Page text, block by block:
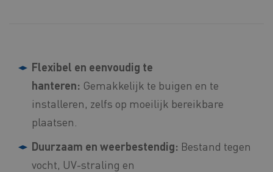
Flexibel en eenvoudig te
hanteren: Gemakkelijk te buigen en te
installeren, zelfs op moeilijk bereikbare
plaatsen.
Duurzaam en weerbestendig: Bestand tegen
vocht, UV-straling en